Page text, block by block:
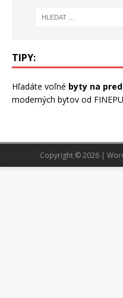
TIPY:
Hľadáte voľné byty na
moderných bytov od
Copyright © 2026 |